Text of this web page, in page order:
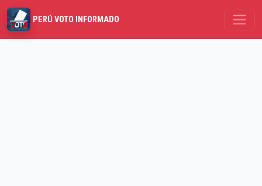
PERÚ VOTO INFORMADO